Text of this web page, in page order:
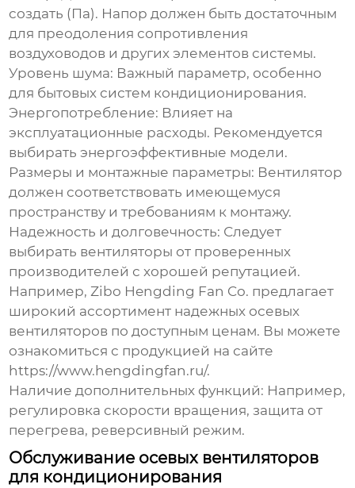
создать (Па). Напор должен быть достаточным
для преодоления сопротивления
воздуховодов и других элементов системы.
Уровень шума: Важный параметр, особенно
для бытовых систем кондиционирования.
Энергопотребление: Влияет на
эксплуатационные расходы. Рекомендуется
выбирать энергоэффективные модели.
Размеры и монтажные параметры: Вентилятор
должен соответствовать имеющемуся
пространству и требованиям к монтажу.
Надежность и долговечность: Следует
выбирать вентиляторы от проверенных
производителей с хорошей репутацией.
Например, Zibo Hengding Fan Co. предлагает
широкий ассортимент надежных осевых
вентиляторов по доступным ценам. Вы можете
ознакомиться с продукцией на сайте
https://www.hengdingfan.ru/.
Наличие дополнительных функций: Например,
регулировка скорости вращения, защита от
перегрева, реверсивный режим.
Обслуживание осевых вентиляторов
для кондиционирования